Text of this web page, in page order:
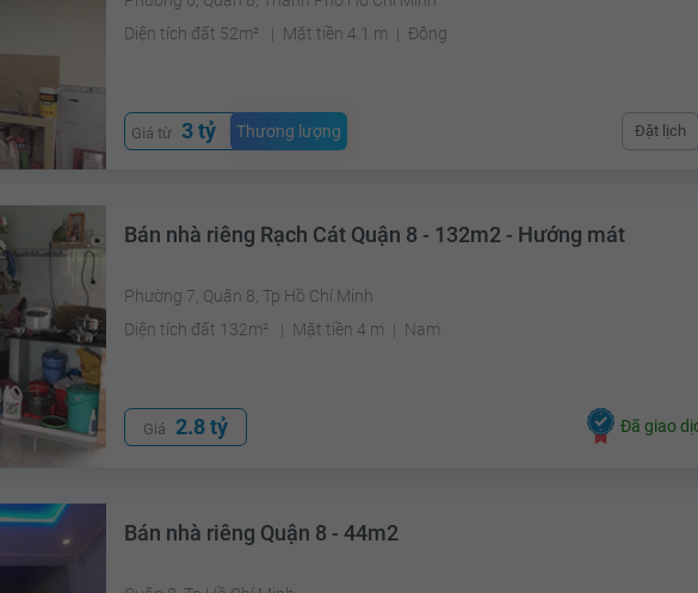
Diện tích đất 52m²
Mặt tiền 4.1 m Đông
Giá từ 3 tỷ Thương lượng Đặt lịch
Bán nhà riêng Rạch Cát Quận 8 - 132m2 - Hướng mát
Phường 7, Quận 8, Tp Hồ Chí Minh
Diện tích đất 132m²
Mặt tiền 4 m Nam
Giá 2.8 tỷ Đã giao
Bán nhà riêng Quận 8 - 44m2